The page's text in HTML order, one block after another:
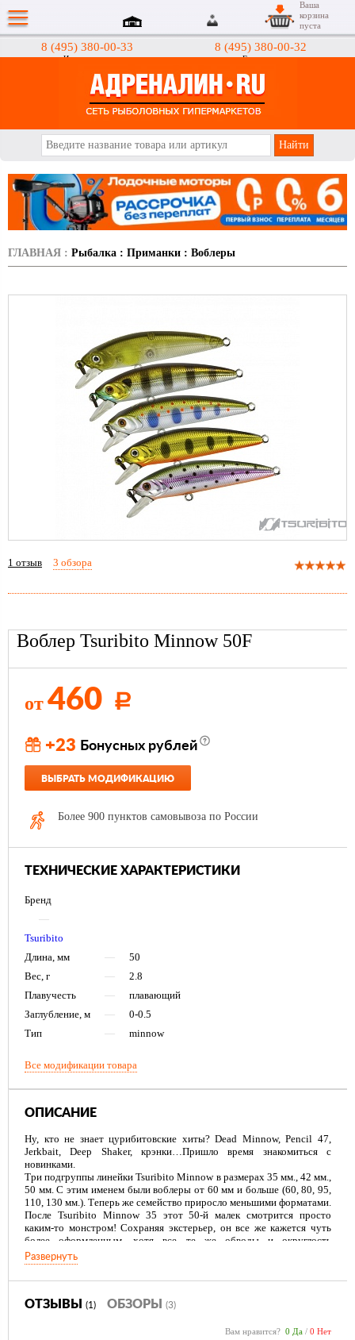
8 (495) 380-00-33
Интернет-магазин
8 (495) 380-00-32
Гипермаркеты
Ваша
корзина
пуста
ГЛАВНАЯ : Рыбалка : Приманки : Воблеры
Воблер Tsuribito Minnow 50F
от460 Р
+23 Бонусных рублей
ВЫБРАТЬ МОДИФИКАЦИЮ
Более 900 пунктов самовывоза по России
ТЕХНИЧЕСКИЕ ХАРАКТЕРИСТИКИ
Бренд
—
Tsuribito
Длина, мм
—
50
Вес, г
—
2.8
Плавучесть
—
плавающий
Заглубление, м
—
0-0.5
Тип
— minnow
Все модификации товара
ОПИСАНИЕ
Ну, кто не знает цурибитовские хиты? Dead Minnow, Pencil 47,
Jerkbait, Deep Shaker, крэнки…Пришло время знакомиться с
новинками.
Три подгруппы линейки Tsuribito Minnow в размерах 35 мм., 42 мм.,
50 мм. С этим именем были воблеры от 60 мм и больше (60, 80, 95,
110, 130 мм.). Теперь же семейство приросло меньшими форматами.
После Tsuribito Minnow 35 этот 50-й малек смотрится просто
каким-то монстром! Сохраняя экстерьер, он все же кажется чуть
более оформленным, хотя все те же обводы и округлость
поперечного сечения.
Вес в три грамма позволяет управляться с любым из Tsuribito
Minnow 50 обычной легкой снастью, но деликатная, гармоничная
предыдущие размерности имеет статичную огрузку, в нем чуть
идентификации его можно отнести к бесшумным.
Развернуть
ОТЗЫВЫ (1) ОБЗОРЫ (3)
Вам нравится? 0 Да / 0 Нет
1 отзыв 3 обзора